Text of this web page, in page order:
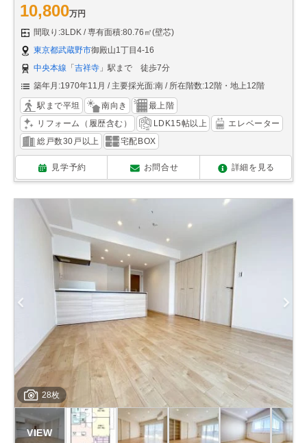
10,800万円
間取り:3LDK
専有面積:80.76㎡(壁芯)
東京都武蔵野市御殿山1丁目4-16
中央本線 「吉祥寺 」駅まで 徒歩7分
築年月:1970年11月
主要採光面:南 所在階数:12階・地上12階
駅まで平坦 南向き
最上階
リフォーム（履歴含む）
LDK15帖以上
エレベーター
総戸数30戸以上
宅配BOX
見学予約 お問合せ 詳細を見る
28枚